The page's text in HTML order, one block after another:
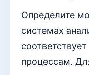
Определите
системах
процессам.